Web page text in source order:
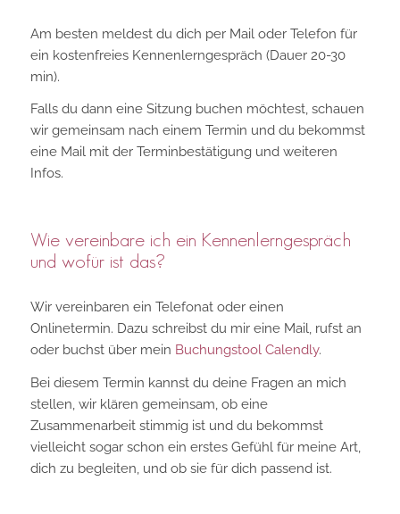
Am besten meldest du dich per Mail oder Telefon für
ein kostenfreies Kennenlerngespräch (Dauer 20-30
min).
Falls du dann eine Sitzung buchen möchtest, schauen
wir gemeinsam nach einem Termin und du bekommst
eine Mail mit der Terminbestätigung und weiteren
Infos.
Wie vereinbare ich ein Kennenlerngespräch
und wofür ist das?
Wir vereinbaren ein Telefonat oder einen
Onlinetermin. Dazu schreibst du mir eine Mail, rufst an
oder buchst über mein Buchungstool Calendly.
Bei diesem Termin kannst du deine Fragen an mich
stellen, wir klären gemeinsam, ob eine
Zusammenarbeit stimmig ist und du bekommst
vielleicht sogar schon ein erstes Gefühl für meine Art,
dich zu begleiten, und ob sie für dich passend ist.